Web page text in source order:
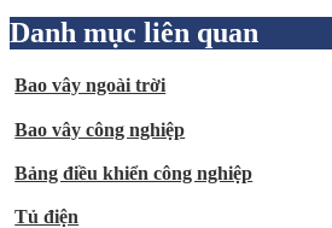
Danh mục liên quan
Bao vây ngoài trời
Bao vây công nghiệp
Bảng điều khiển công nghiệp
Tủ điện